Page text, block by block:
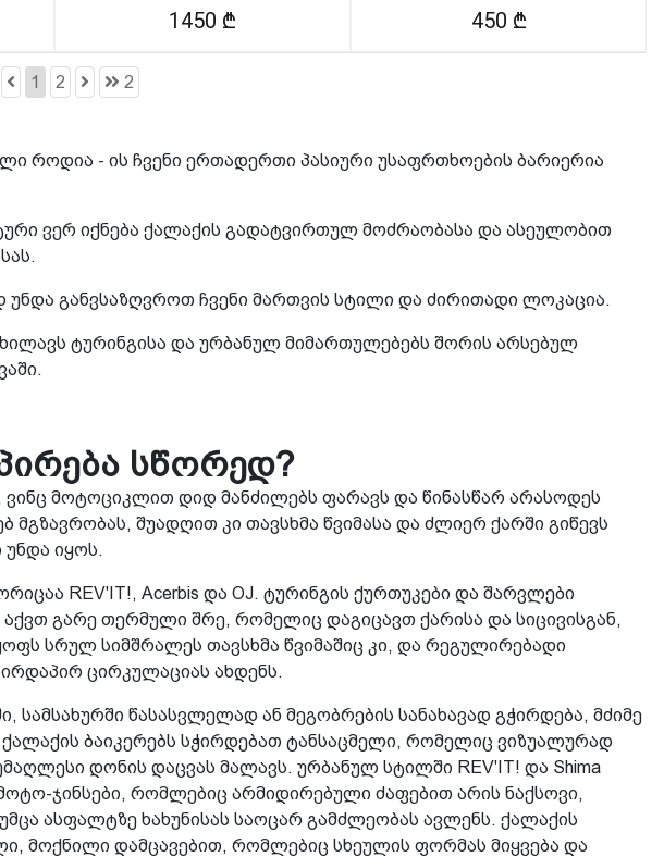
1450 ₾ 450 ₾
1 2 2
როდია - ის ჩვენი ერთადერთი პასიური უსაფრთხოების ბარიერია
ვერ იქნება ქალაქის გადატვირთულ მოძრაობასა და ასეულობით
განვსაზღვროთ ჩვენი მართვის სტილი და ძირითადი ლოკაცია.
ტურინგისა და ურბანულ მიმართულებებს შორის არსებულ
სწორედ?
მოტოციკლით დიდ მანძილებს ფარავს და წინასწარ არასოდეს
შუადღით კი თავსხმა წვიმასა და ძლიერ ქარში გიწევს
იყოს.
REV'IT!, Acerbis და OJ. ტურინგის ქურთუკები და შარვლები
გარე თერმული შრე, რომელიც დაგიცავთ ქარისა და სიცივისგან,
სრულ სიმშრალეს თავსხმა წვიმაშიც კი, და რეგულირებადი
ცირკულაციას ახდენს.
სამსახურში წასასვლელად ან მეგობრების სანახავად გჭირდება, მძიმე
ბაიკერებს სჭირდებათ ტანსაცმელი, რომელიც ვიზუალურად
დონის დაცვას მალავს. ურბანულ სტილში REV'IT! და Shima
ჯინსები, რომლებიც არმიდირებული ძაფებით არის ნაქსოვი,
ასფალტზე ხახუნისას საოცარ გამძლეობას ავლენს. ქალაქის
მოქნილი დამცავებით, რომლებიც სხეულის ფორმას მიყვება და